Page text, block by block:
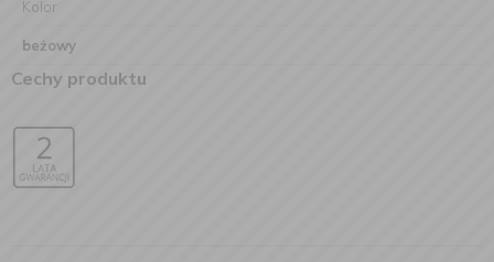
Kolor
beżowy
Cechy produktu